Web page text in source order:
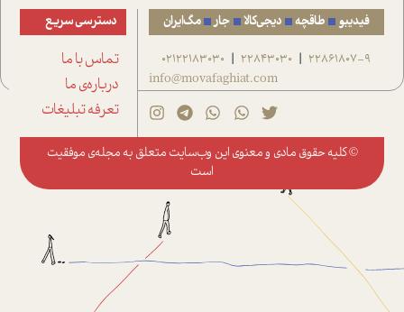
فیدیبو طاقچه دیجی‌کالا جار مگ‌ایران
22861807-9
|
22843030
|
02122183030
info@movafaghiat.com
دسترسی سریع
تماس با ما
درباره‌ی ما
تعرفه تبلیغات
© کلیه حقوق مادی و معنوی این وب‌سایت متعلق به مجله‌ی موفقیت
است